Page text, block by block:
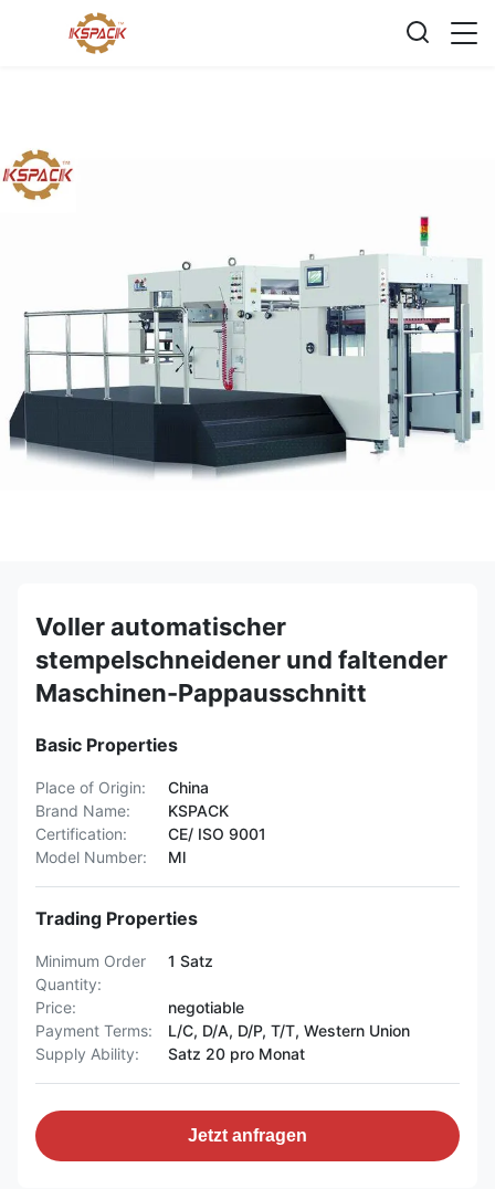
Voller automatischer
stempelschneidener und faltender
Maschinen-Pappausschnitt
Basic Properties
Place of Origin:
China
Brand Name:
KSPACK
Certification:
CE/ ISO 9001
Model Number:
Ml
Trading Properties
Minimum Order
Quantity:
1 Satz
Price:
negotiable
Payment Terms:
L/C, D/A, D/P, T/T, Western Union
Supply Ability:
Satz 20 pro Monat
Jetzt anfragen